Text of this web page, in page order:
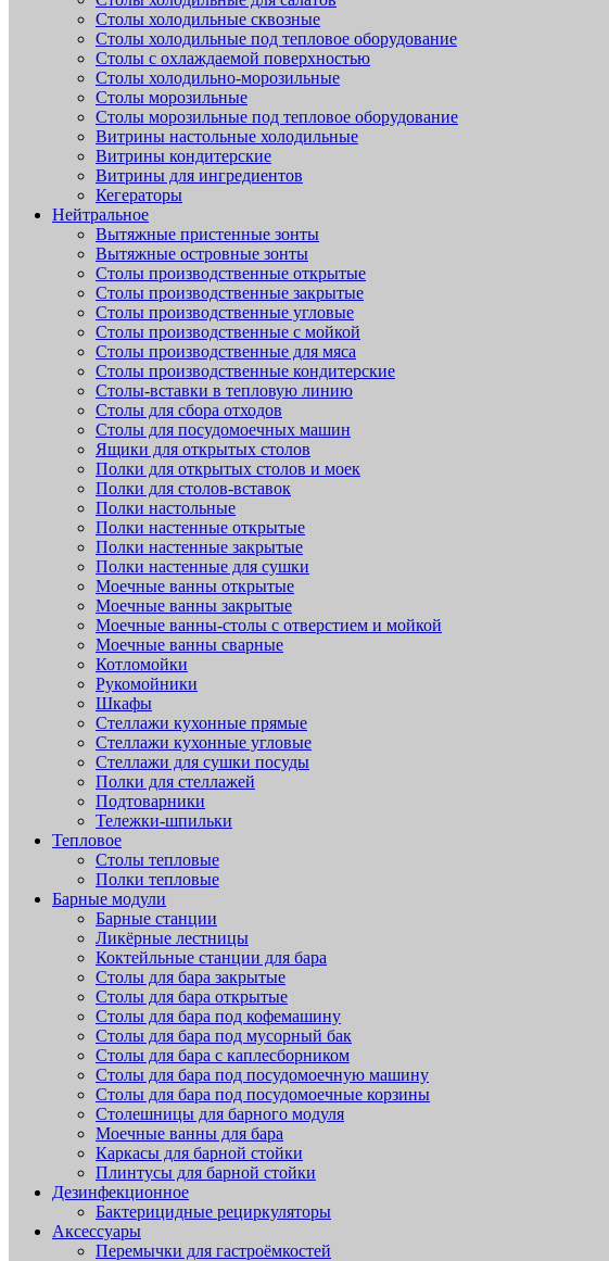
Столы холодильные сквозные
Столы холодильные под тепловое оборудование
Столы с охлаждаемой поверхностью
Столы холодильно-морозильные
Столы морозильные
Столы морозильные под тепловое оборудование
Витрины настольные холодильные
Витрины кондитерские
Витрины для ингредиентов
Кегераторы
Нейтральное
Вытяжные пристенные зонты
Вытяжные островные зонты
Столы производственные открытые
Столы производственные закрытые
Столы производственные угловые
Столы производственные с мойкой
Столы производственные для мяса
Столы производственные кондитерские
Столы-вставки в тепловую линию
Столы для сбора отходов
Столы для посудомоечных машин
Ящики для открытых столов
Полки для открытых столов и моек
Полки для столов-вставок
Полки настольные
Полки настенные открытые
Полки настенные закрытые
Полки настенные для сушки
Моечные ванны открытые
Моечные ванны закрытые
Моечные ванны-столы с отверстием и мойкой
Моечные ванны сварные
Котломойки
Рукомойники
Шкафы
Стеллажи кухонные прямые
Стеллажи кухонные угловые
Стеллажи для сушки посуды
Полки для стеллажей
Подтоварники
Тележки-шпильки
Тепловое
Столы тепловые
Полки тепловые
Барные модули
Барные станции
Ликёрные лестницы
Коктейльные станции для бара
Столы для бара закрытые
Столы для бара открытые
Столы для бара под кофемашину
Столы для бара под мусорный бак
Столы для бара с каплесборником
Столы для бара под посудомоечную машину
Столы для бара под посудомоечные корзины
Столешницы для барного модуля
Моечные ванны для бара
Каркасы для барной стойки
Плинтусы для барной стойки
Дезинфекционное
Бактерицидные рециркуляторы
Аксессуары
Перемычки для гастроёмкостей